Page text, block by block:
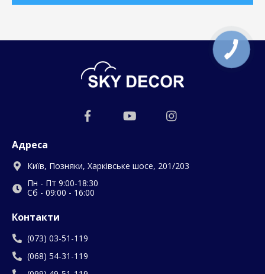
Адреса
Київ, Позняки, Харківське шосе, 201/203
Пн - Пт 9:00-18:30
Сб - 09:00 - 16:00
Контакти
(073) 03-51-119
(068) 54-31-119